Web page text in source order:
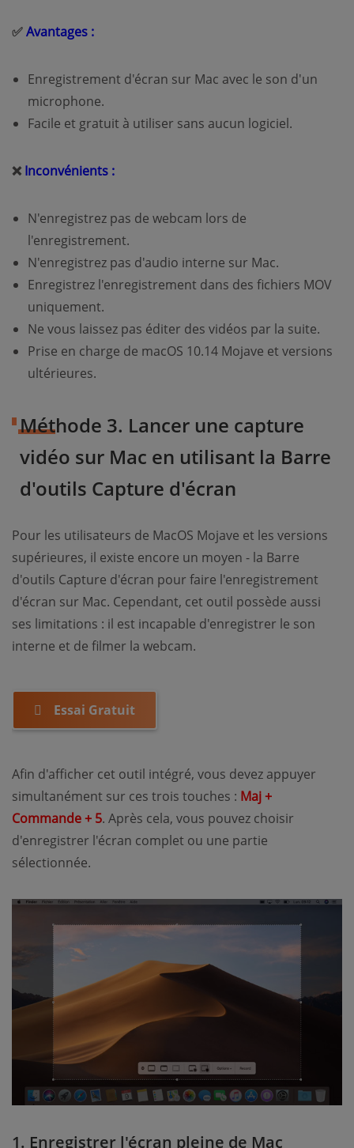
✅Avantages :
Enregistrement d'écran sur Mac avec le son d'un
microphone.
Facile et gratuit à utiliser sans aucun logiciel.
❌ Inconvénients :
N'enregistrez pas de webcam lors de
l'enregistrement.
N'enregistrez pas d'audio interne sur Mac.
Enregistrez l'enregistrement dans des fichiers MOV
uniquement.
Ne vous laissez pas éditer des vidéos par la suite.
Prise en charge de macOS 10.14 Mojave et versions
ultérieures.
Méthode 3. Lancer une capture
vidéo sur Mac en utilisant la Barre
d'outils Capture d'écran
Pour les utilisateurs de MacOS Mojave et les versions
supérieures, il existe encore un moyen - la Barre
d'outils Capture d'écran pour faire l'enregistrement
d'écran sur Mac. Cependant, cet outil possède aussi
ses limitations : il est incapable d'enregistrer le son
interne et de filmer la webcam.
Essai Gratuit
Afin d'afficher cet outil intégré, vous devez appuyer
simultanément sur ces trois touches : Maj +
Commande + 5. Après cela, vous pouvez choisir
d'enregistrer l'écran complet ou une partie
sélectionnée.
1. Enregistrer l'écran pleine de Mac